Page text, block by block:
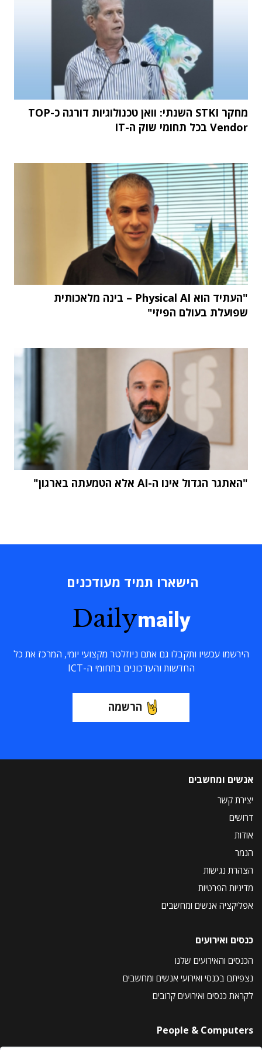
מחקר STKI השנתי: וואן טכנולוגיות דורגה כ-TOP
Vendor בכל תחומי שוק ה-IT
"העתיד הוא Physical AI – בינה מלאכותית
שפועלת בעולם הפיזי"
"האתגר הגדול אינו ה-AI אלא הטמעתה בארגון"
הישארו תמיד מעודכנים
Dailymaily
הירשמו עכשיו ותקבלו גם אתם ניוזלטר מקצועי יומי, המרכז את כל
החדשות והעדכונים בתחומי ה-ICT
הרשמה
אנשים ומחשבים
יצירת קשר
דרושים
אודות
הנמר
הצהרת נגישות
מדיניות הפרטיות
אפליקציה אנשים ומחשבים
כנסים ואירועים
הכנסים והאירועים שלנו
נצפיתם בכנסי ואירועי אנשים ומחשבים
לקראת כנסים ואירועים קרובים
People & Computers